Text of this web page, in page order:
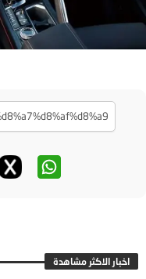
اخبار الاكثر مشاهدة